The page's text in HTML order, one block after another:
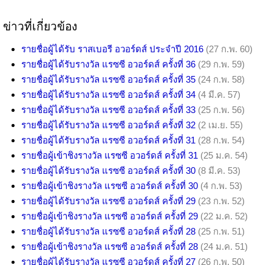
ข่าวที่เกี่ยวข้อง
รายชื่อผู้ได้รับ ราสเบอรี อวอร์ดส์ ประจำปี 2016 (27 ก.พ. 60)
รายชื่อผู้ได้รับรางวัล แรซซี อวอร์ดส์ ครั้งที่ 36 (29 ก.พ. 59)
รายชื่อผู้ได้รับรางวัล แรซซี อวอร์ดส์ ครั้งที่ 35 (24 ก.พ. 58)
รายชื่อผู้ได้รับรางวัล แรซซี อวอร์ดส์ ครั้งที่ 34 (4 มี.ค. 57)
รายชื่อผู้ได้รับรางวัล แรซซี อวอร์ดส์ ครั้งที่ 33 (25 ก.พ. 56)
รายชื่อผู้ได้รับรางวัล แรซซี อวอร์ดส์ ครั้งที่ 32 (2 เม.ย. 55)
รายชื่อผู้ได้รับรางวัล แรซซี อวอร์ดส์ ครั้งที่ 31 (28 ก.พ. 54)
รายชื่อผู้เข้าชิงรางวัล แรซซี อวอร์ดส์ ครั้งที่ 31 (25 ม.ค. 54)
รายชื่อผู้ได้รับรางวัล แรซซี อวอร์ดส์ ครั้งที่ 30 (8 มี.ค. 53)
รายชื่อผู้เข้าชิงรางวัล แรซซี อวอร์ดส์ ครั้งที่ 30 (4 ก.พ. 53)
รายชื่อผู้ได้รับรางวัล แรซซี อวอร์ดส์ ครั้งที่ 29 (23 ก.พ. 52)
รายชื่อผู้เข้าชิงรางวัล แรซซี อวอร์ดส์ ครั้งที่ 29 (22 ม.ค. 52)
รายชื่อผู้ได้รับรางวัล แรซซี อวอร์ดส์ ครั้งที่ 28 (25 ก.พ. 51)
รายชื่อผู้เข้าชิงรางวัล แรซซี อวอร์ดส์ ครั้งที่ 28 (24 ม.ค. 51)
รายชื่อผู้ได้รับรางวัล แรซซี อวอร์ดส์ ครั้งที่ 27 (26 ก.พ. 50)